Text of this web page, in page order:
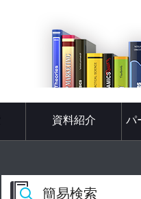
資料紹介 パ
簡易検索